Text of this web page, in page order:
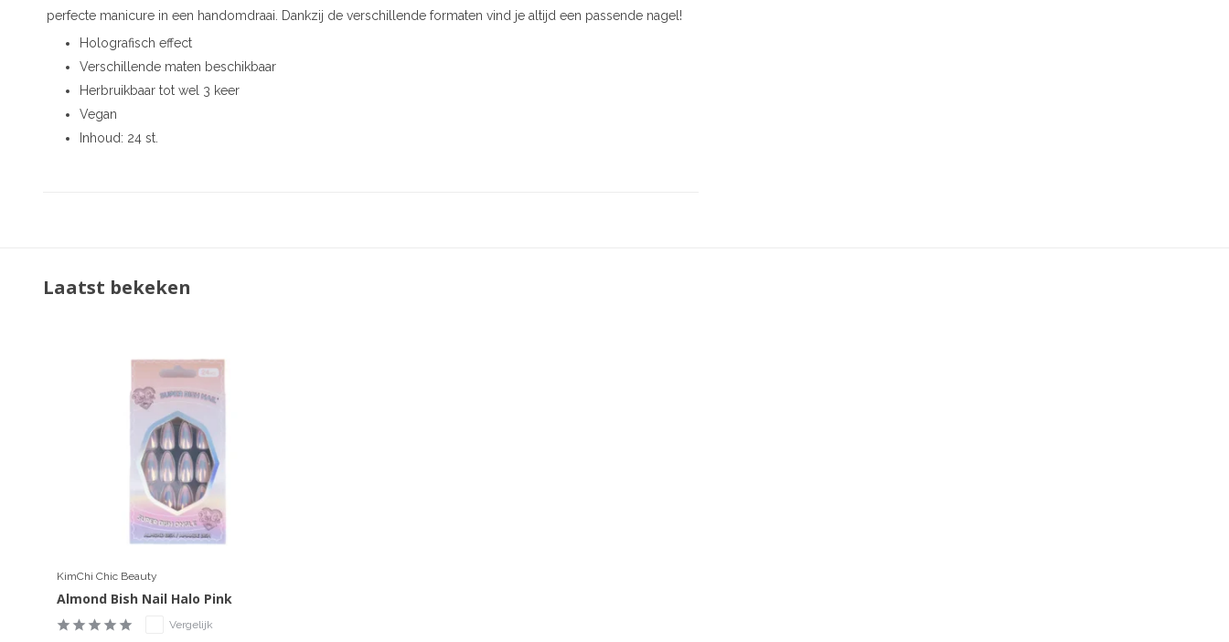
perfecte manicure in een handomdraai. Dankzij de verschillende formaten vind je altijd een passende nagel!
Holografisch effect
Verschillende maten beschikbaar
Herbruikbaar tot wel 3 keer
Vegan
Inhoud: 24 st.
Laatst bekeken
KimChi Chic Beauty
Almond Bish Nail Halo Pink
Vergelijk